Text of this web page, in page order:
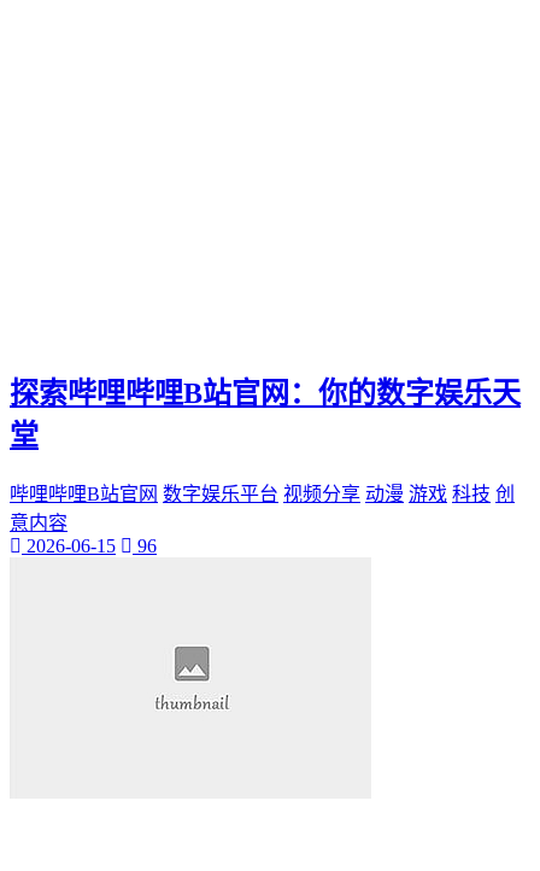
探索哔哩哔哩B站官网：你的数字娱乐天
堂
哔哩哔哩B站官网 数字娱乐平台 视频分享 动漫 游戏 科技 创
意内容
2026-06-15
96